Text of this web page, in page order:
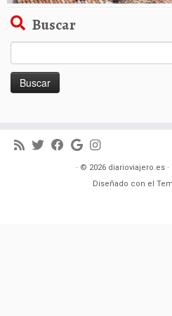
Buscar
· © 2026 diarioviajero.es·
Diseñado con el